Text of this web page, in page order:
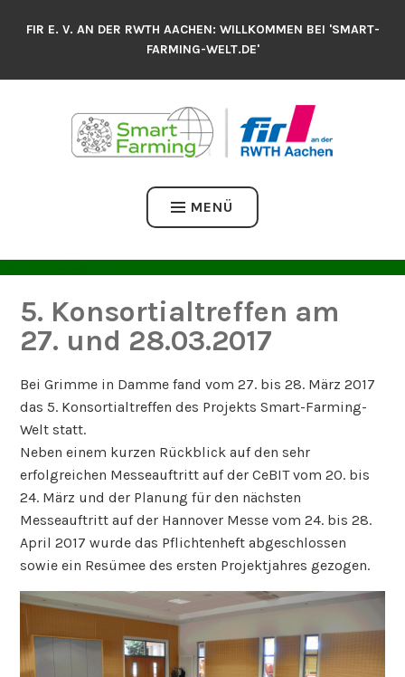
InhaltFIR E. V. AN DER RWTH AACHEN: WILLKOMMEN BEI 'SMART-
FARMING-WELT.DE'
MENÜ
5. Konsortialtreffen am
27. und 28.03.2017
Bei Grimme in Damme fand vom 27. bis 28. März 2017
das 5. Konsortialtreffen des Projekts Smart-Farming-
Welt statt.
Neben einem kurzen Rückblick auf den sehr
erfolgreichen Messeauftritt auf der CeBIT vom 20. bis
24. März und der Planung für den nächsten
Messeauftritt auf der Hannover Messe vom 24. bis 28.
April 2017 wurde das Pflichtenheft abgeschlossen
sowie ein Resümee des ersten Projektjahres gezogen.